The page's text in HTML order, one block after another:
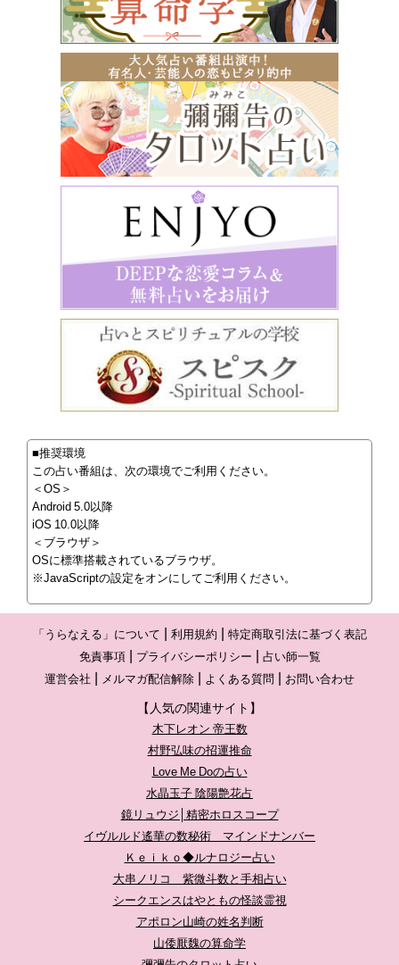
■推奨環境
この占い番組は、次の環境でご利用ください。
＜OS＞
Android 5.0以降
iOS 10.0以降
＜ブラウザ＞
OSに標準搭載されているブラウザ。
※JavaScriptの設定をオンにしてご利用ください。
「うらなえる」について 利用規約
特定商取引法に基づく表記
免責事項
プライバシーポリシー
占い師一覧
運営会社
メルマガ配信解除 よくある質問 お問い合わせ
【人気の関連サイト】
木下レオン 帝王数
村野弘味の招運推命
Love Me Doの占い
水晶玉子 陰陽艶花占
鏡リュウジ│精密ホロスコープ
イヴルルド遙華の数秘術 マインドナンバー
Ｋｅｉｋｏ◆ルナロジー占い
大串ノリコ 紫微斗数と手相占い
シークエンスはやともの怪談霊視
アポロン山崎の姓名判断
山倭厭魏の算命学